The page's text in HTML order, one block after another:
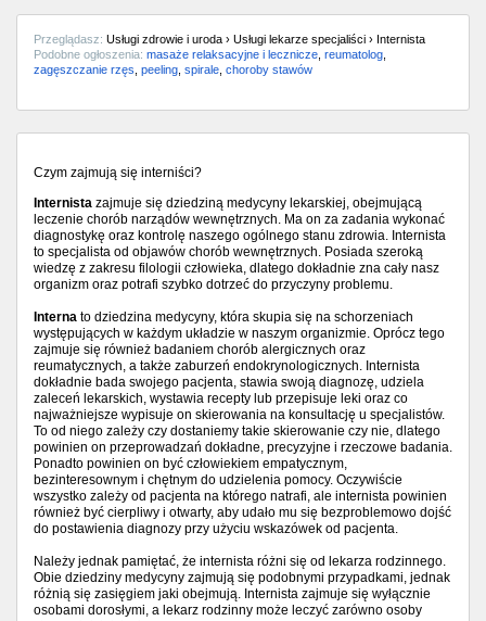
Przeglądasz: Usługi zdrowie i uroda › Usługi lekarze specjaliści › Internista
Podobne ogłoszenia: masaże relaksacyjne i lecznicze reumatolog
zagęszczanie rzęs peeling spirale choroby stawów
Czym zajmują się interniści?
Internista zajmuje się dziedziną medycyny lekarskiej, obejmującą
leczenie chorób narządów wewnętrznych. Ma on za zadania wykonać
diagnostykę oraz kontrolę naszego ogólnego stanu zdrowia. Internista
to specjalista od objawów chorób wewnętrznych. Posiada szeroką
wiedzę z zakresu filologii człowieka, dlatego dokładnie zna cały nasz
organizm oraz potrafi szybko dotrzeć do przyczyny problemu.
Interna to dziedzina medycyny, która skupia się na schorzeniach
występujących w każdym układzie w naszym organizmie. Oprócz tego
zajmuje się również badaniem chorób alergicznych oraz
reumatycznych, a także zaburzeń endokrynologicznych. Internista
dokładnie bada swojego pacjenta, stawia swoją diagnozę, udziela
zaleceń lekarskich, wystawia recepty lub przepisuje leki oraz co
najważniejsze wypisuje on skierowania na konsultację u specjalistów.
To od niego zależy czy dostaniemy takie skierowanie czy nie, dlatego
powinien on przeprowadzań dokładne, precyzyjne i rzeczowe badania.
Ponadto powinien on być człowiekiem empatycznym,
bezinteresownym i chętnym do udzielenia pomocy. Oczywiście
wszystko zależy od pacjenta na którego natrafi, ale internista powinien
również być cierpliwy i otwarty, aby udało mu się bezproblemowo dojść
do postawienia diagnozy przy użyciu wskazówek od pacjenta.
Należy jednak pamiętać, że internista różni się od lekarza rodzinnego.
Obie dziedziny medycyny zajmują się podobnymi przypadkami, jednak
różnią się zasięgiem jaki obejmują. Internista zajmuje się wyłącznie
osobami dorosłymi, a lekarz rodzinny może leczyć zarówno osoby